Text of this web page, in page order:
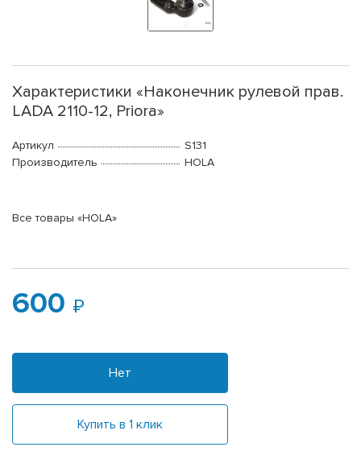
Характеристики «Наконечник рулевой прав.
LADA 2110-12, Priora»
Артикул
S131
Производитель
HOLA
Все товары «HOLA»
600
Нет
Купить в 1 клик